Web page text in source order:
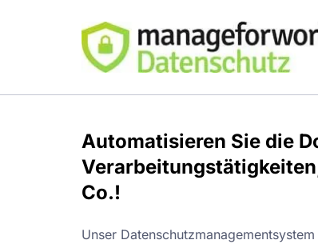
Automatisieren Sie die
Co.!
Unser